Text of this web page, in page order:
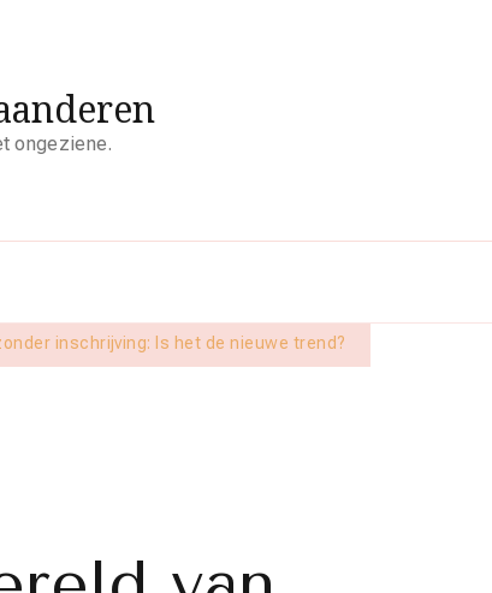
ongeziene.
inschrijving: Is het de nieuwe trend?